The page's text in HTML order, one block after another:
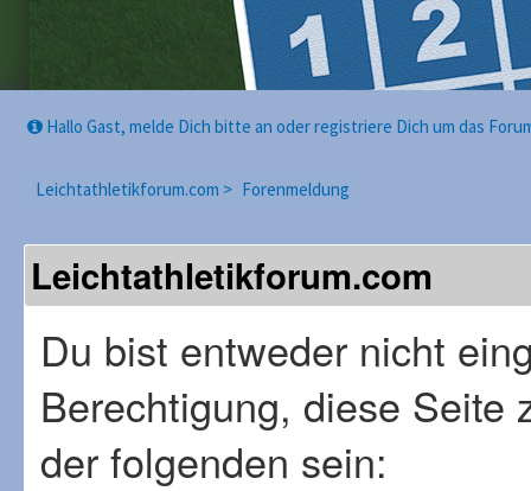
Hallo Gast, melde Dich bitte an oder registriere Dich um das
Leichtathletikforum.com > Forenmeldung
Leichtathletikforum.com
Du bist entweder nicht
Berechtigung, diese Seite
der folgenden sein: